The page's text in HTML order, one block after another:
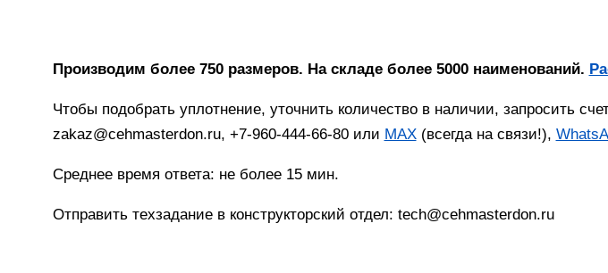
Производим более 750 размеров. На складе более 5000 наименований.
Чтобы подобрать уплотнение, уточнить количество в наличии, запросить
zakaz@cehmasterdon.ru, +7-960-444-66-80 или MAX(всегда на связи!),
Среднее время ответа: не более 15 мин.
Отправить техзадание в конструкторский отдел: tech@cehmasterdon.ru